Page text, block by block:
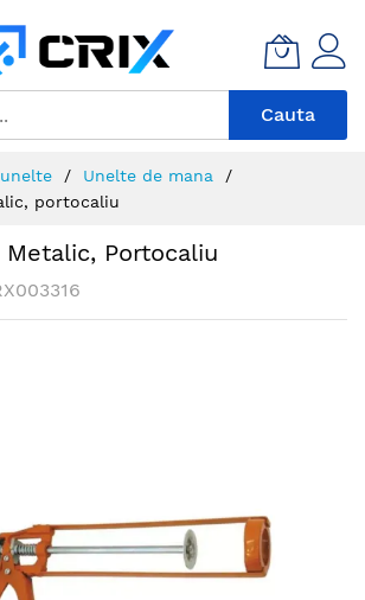
Cauta
Unelte de mana
portocaliu
Portocaliu